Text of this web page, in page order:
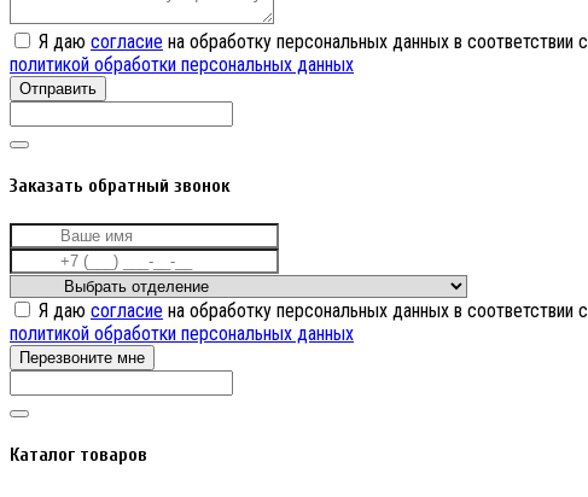
Я даю согласие на обработку персональных данных в соответствии с
политикой обработки персональных данных
Отправить
Заказать обратный звонок
Я даю согласие на обработку персональных данных в соответствии с
политикой обработки персональных данных
Перезвоните мне
Каталог товаров